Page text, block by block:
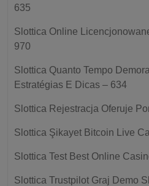
635
Slottica Online
970
Slottica Quanto Tempo
Estratégias E Dicas – 634
Slottica Rejestracja Oferuje
Slottica Şikayet Bitcoin Live
Slottica Test Best Online
Slottica Trustpilot Graj Demo